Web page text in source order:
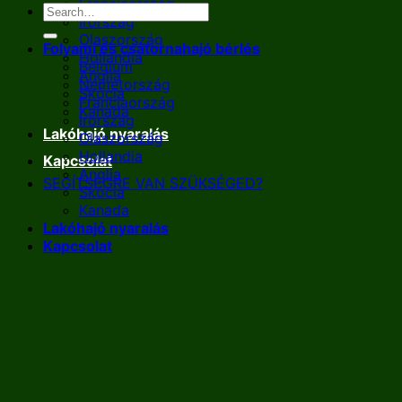
Franciaország
Írország
Olaszország
Hollandia
Anglia
Skócia
Kanada
Lakóhajó nyaralás
Kapcsolat
SEGÍTSÉGRE VAN SZÜKSÉGED?
Folyami és csatornahajó bérlés
Belgium
Németország
Franciaország
Írország
Olaszország
Hollandia
Anglia
Skócia
Kanada
Lakóhajó nyaralás
Kapcsolat